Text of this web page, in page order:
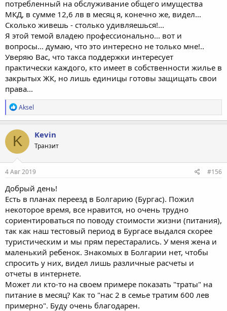
потребленный на обслуживание общего имущества
МКД, в сумме 12,6 лв в месяц я, конечно же, видел...
Сколько живешь - столько удивляешься!...
Я этой темой владею профессионально... вот и
вопросы... думаю, что это интересно не только мне!..
Уверяю Вас, что такса поддержки интересует
практически каждого, кто имеет в собственности жилье в
закрытых ЖК, но лишь единицы готовы защищать свои
права...
Р
е
а
к
ц
и
и
:
Aksel
K Kevin
Транзит
4 Авг 2019 #156
Добрый день!
Есть в планах переезд в Болгарию (Бургас). Пожил
некоторое время, все нравится, но очень трудно
сориентироваться по поводу стоимости жизни (питания),
так как наш тестовый период в Бургасе выдался скорее
туристическим и мы прям перестарались. У меня жена и
маленький ребенок. Знакомых в Болгарии нет, чтобы
спросить у них, видел лишь различные расчеты и
отчеты в интернете.
Может ли кто-то на своем примере показать "траты" на
питание в месяц? Как то "нас 2 в семье тратим 600 лев
примерно". Буду очень благодарен.